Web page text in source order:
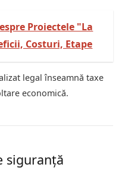
Proiectele "La
Costuri, Etape
legal înseamnă taxe
economică.
siguranță